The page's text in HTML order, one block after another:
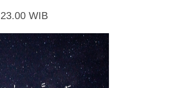
WIB